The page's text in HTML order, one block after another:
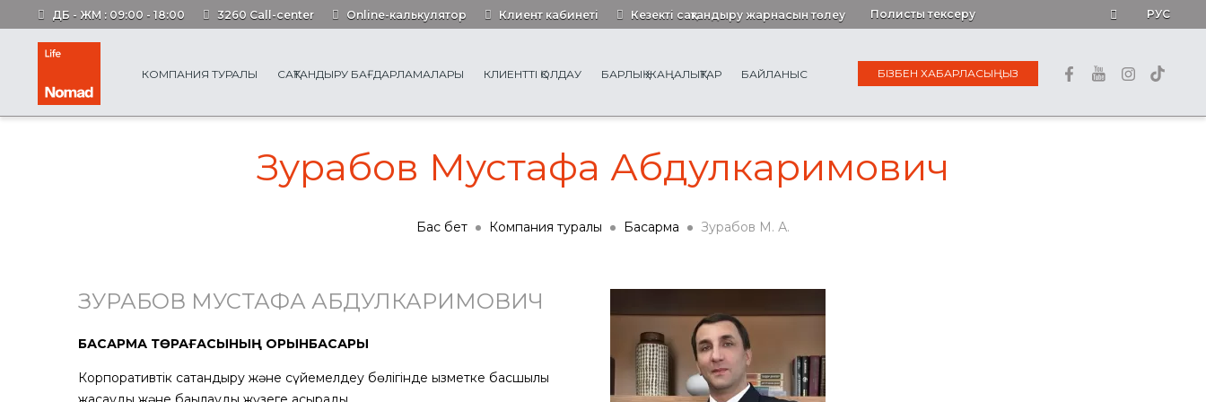
ДБ - ЖМ : 09:00 - 18:00 3260 Call-center Online-калькулятор Клиент кабинеті Кезекті сақтандыру жарнасын төлеу Полисты тексеру РУС
КОМПАНИЯ ТУРАЛЫ САҚТАНДЫРУ БАҒДАРЛАМАЛАРЫ КЛИЕНТТІ ҚОЛДАУ БАРЛЫҚ ЖАҢАЛЫҚТАР БАЙЛАНЫС БІЗБЕН ХАБАРЛАСЫҢЫЗ
Зурабов Мустафа Абдулкаримович
Бас бет Компания туралы Басқарма Зурабов М. А.
ЗУРАБОВ МУСТАФА АБДУЛКАРИМОВИЧ
БАСҚАРМА ТӨРАҒАСЫНЫҢ ОРЫНБАСАРЫ
Корпоративтік сақтандыру және сүйемелдеу бөлігінде қызметке басшылық